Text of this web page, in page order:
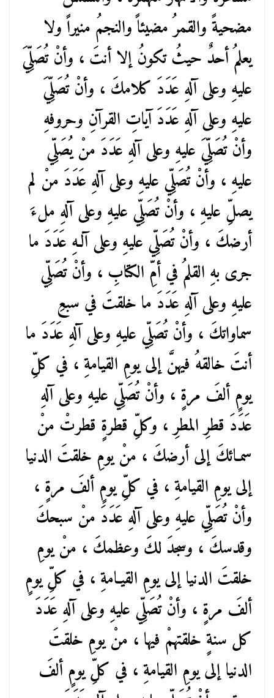
مضحيةً والقمرُ مضيئاً والنجمُ منيراً ولا
يعلمُ أحدٌ حيثُ تكونُ إلا أنتَ ، وأنْ تُصَلِّيَ
عليهِ وعلى آلهِ عَدَدَ كلامكَ ، وأنْ تُصَلِّيَ
عليهِ وعلى آلهِ عَدَدَ آياتِ القرآنِ وحروفهِ
وأنْ تُصَلِّيَ عليهِ وعلى آلهِ عَدَدَ منْ يُصَلِّي
عليهِ ، وأنْ تُصَلِّي عليهِ وعلى آلهِ عَدَدَ منْ لم
يصلِّ عليهِ ، وأنْ تُصَلِّي عليهِ وعلى آلهِ ملءَ
أرضكَ ، وأنْ تُصَلِّي عليهِ وعلى آلـهِ عَدَدَ ما
جرى بهِ القلمُ في أمِّ الكتابِ ، وأنْ تُصَلِّي
عليهِ وعلى آلهِ عَدَدَ ما خلقتَ في سبعِ
سماواتكَ ، وأنْ تُصَلِّي عليهِ وعلى آلهِ عَدَدَ ما
أنتَ خالقهُ فيهنَّ إلى يومِ القيامةِ ، في كلِّ
يومٍ ألفَ مرةٍ ، وأنْ تُصَلِّي عليهِ وعلى آلهِ
عَدَدَ قطرِ المطرِ ، وكلِّ قطرةٍ قطرتْ منْ
سمـائكَ إلى أرضكَ ، منْ يومِ خلقتَ الدنيا
إلى يومِ القيامةِ ، في كلِّ يومٍ ألفَ مرةٍ ،
وأنْ تُصَلِّي عليهِ وعلى آلهِ عَدَدَ منْ سبحكَ
وقدسكَ ، وسجدَ لكَ وعظمكَ ، منْ يومِ
خلقتَ الدنيا إلى يومِ القيـامةِ ، في كلِّ يومٍ
ألفَ مرةٍ ، وأنْ تُصَلِّي عليهِ وعلى آلهِ عَدَدَ
كل سنةٍ خلقتهمْ فيها ، منْ يومِ خلقتَ
الدنيا إلى يومِ القيامةِ ، في كلِّ يومٍ ألفَ